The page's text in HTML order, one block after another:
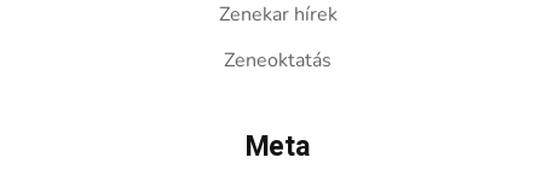
Zenekar hírek
Zeneoktatás
Meta